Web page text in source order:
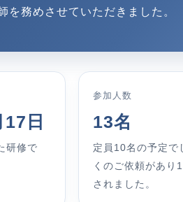
を務めさせていただきました。
日
研修で
参加人数
13名
定員10名の予定で
くのご依頼があり
されました。